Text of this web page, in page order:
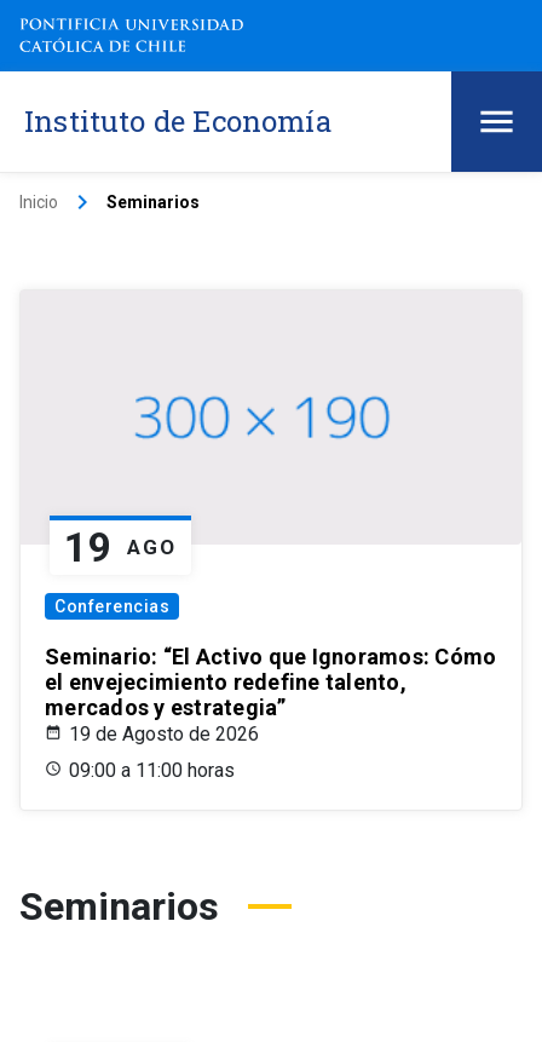
Instituto de Economía
Inicio keyboard_arrow_right Seminarios
19 AGO
Conferencias
Seminario: “El Activo que Ignoramos: Cómo
el envejecimiento redefine talento,
mercados y estrategia”
19 de Agosto de 2026
09:00 a 11:00 horas
Seminarios